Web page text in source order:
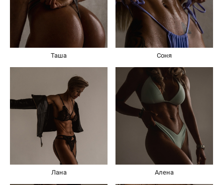
Таша Соня
Лана Алена